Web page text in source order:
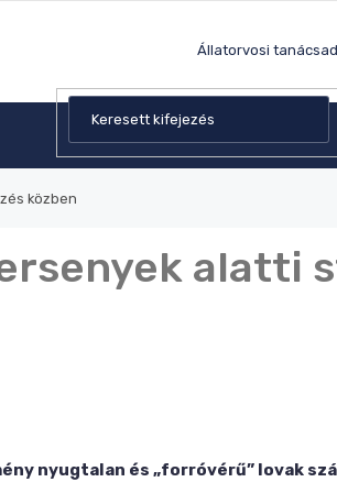
Állatorvosi
közben
alatti
nyugtalan és „forróvérű” lovak